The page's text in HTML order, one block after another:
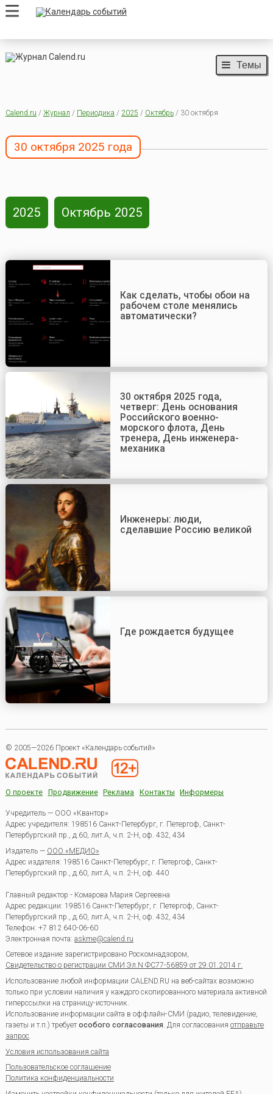
Темы
Calend.ru / Журнал / Периодика / 2025 / Октябрь/ 30 октября
30 октября 2025 года
2025 Октябрь 2025
Как сделать, чтобы обои на
рабочем столе менялись
автоматически?
30 октября 2025 года,
четверг: День основания
Российского военно-
морского флота, День
тренера, День инженера-
механика
Инженеры: люди,
сделавшие Россию великой
Где рождается будущее
© 2005—2026 Проект «Календарь событий»
О проекте Продвижение Реклама Контакты Информеры
Учредитель — ООО «Квантор»
Адрес учредителя: 198516 Санкт-Петербург, г. Петергоф, Санкт-
Петербургский пр., д.60, лит.А, ч.п. 2-Н, оф. 432, 434
Издатель — ООО «МЕДИО»
Адрес издателя: 198516 Санкт-Петербург, г. Петергоф, Санкт-
Петербургский пр., д.60, лит.А, ч.п. 2-Н, оф. 440
Главный редактор - Комарова Мария Сергеевна
Адрес редакции: 198516 Санкт-Петербург, г. Петергоф, Санкт-
Петербургский пр., д.60, лит.А, ч.п. 2-Н, оф. 432, 434
Телефон: +7 812 640-06-60
Электронная почта: askme@calend.ru
Сетевое издание зарегистрировано Роскомнадзором,
Свидетельство о регистрации СМИ Эл.N ФС77-56859 от 29.01.2014 г.
Использование любой информации CALEND.RU на веб-сайтах возможно
только при условии наличия у каждого скопированного материала активной
гиперссылки на страницу-источник.
Использование информации сайта в оффлайн-СМИ (радио, телевидение,
газеты и т.п.) требуетособого согласования. Для согласования отправьте
запрос.
Условия использования сайта
Пользовательское соглашение
Политика конфиденциальности